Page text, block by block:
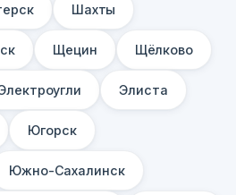
Шахты
Щецин Щёлково
Элиста
Югорск
Южно-Сахалинск